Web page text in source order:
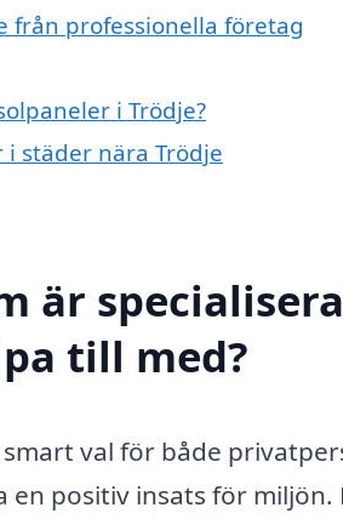
från professionella företag
i Trödje?
städer nära Trödje
är
till med?
val för både
positiv insats för